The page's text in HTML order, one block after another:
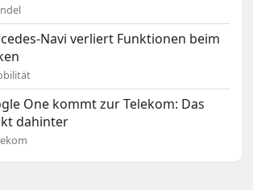
Navi verliert Funktionen beim
One kommt zur Telekom: Das
dahinter